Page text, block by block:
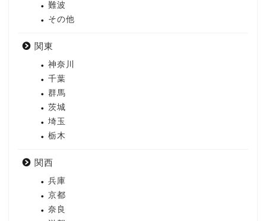
難波
その他
関東
神奈川
千葉
群馬
茨城
埼玉
栃木
関西
兵庫
京都
奈良